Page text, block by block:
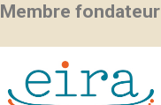
Membre fondateur